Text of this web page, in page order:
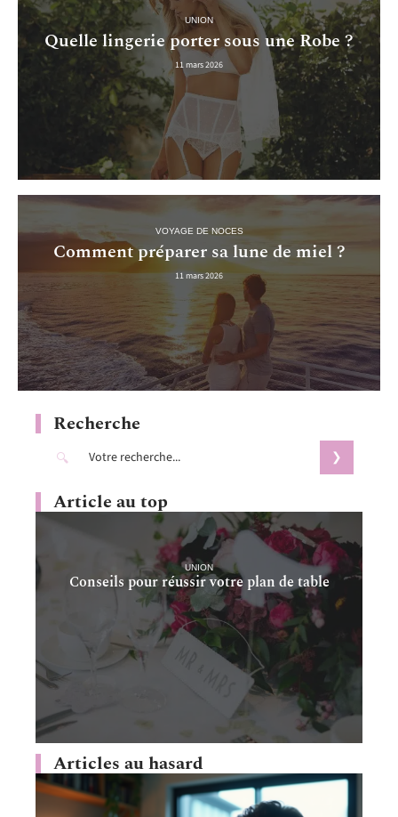
UNION
Quelle lingerie porter sous une Robe ?
11 mars 2026
VOYAGE DE NOCES
Comment préparer sa lune de miel ?
11 mars 2026
Recherche
Article au top
UNION
Conseils pour réussir votre plan de table
Articles au hasard